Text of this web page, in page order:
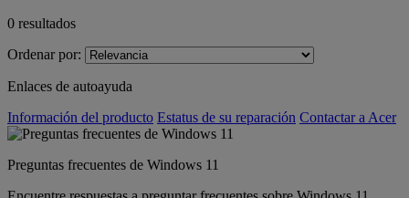
0 resultados
Ordenar por:
Enlaces de autoayuda
Información del producto Estatus de su reparación Contactar a Acer
Preguntas frecuentes de Windows 11